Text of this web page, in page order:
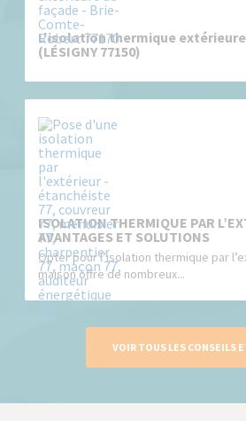
L'isolation thermique
(LÉSIGNY 77150)
ISOLATION THERMIQUE PAR
AVANTAGES ET SOLUTIONS
Opter pour l’isolation thermique par
maison offre de nombreux...
VOIR TOUS LES CONSEILS